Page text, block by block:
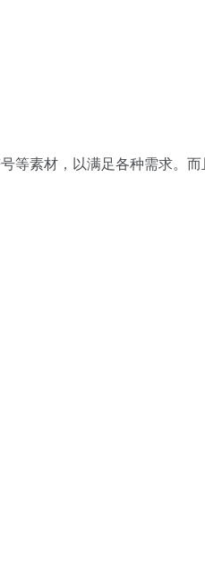
等素材，以满足各种需求。